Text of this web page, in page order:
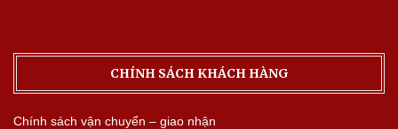
CHÍNH SÁCH KHÁCH HÀNG
Chính sách vận chuyển – giao nhận